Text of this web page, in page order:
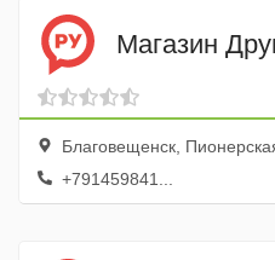
Магазин
Благовещенск,
+791459841...